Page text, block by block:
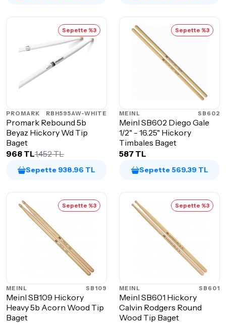
Sepette %3
PROMARK RBH595AW-WHITE
Promark Rebound 5b
Beyaz Hickory Wd Tip
Baget
968 TL1,452 TL
Sepette 938.96 TL
Sepette %3
MEINL SB602
Meinl SB602 Diego Gale
1/2" - 16.25" Hickory
Timbales Baget
587 TL
Sepette 569.39 TL
Sepette %3
MEINL SB109
Meinl SB109 Hickory
Heavy 5b Acorn Wood Tip
Baget
Sepette %3
MEINL SB601
Meinl SB601 Hickory
Calvin Rodgers Round
Wood Tip Baget